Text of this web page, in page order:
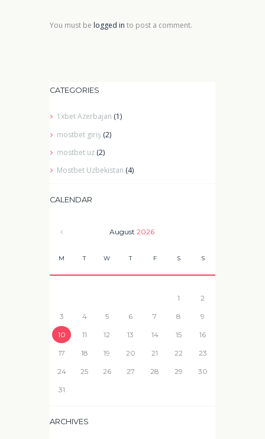
You must be logged in to post a comment.
CATEGORIES
1xbet Azerbajan (1)
mostbet giriş (2)
mostbet uz (2)
Mostbet Uzbekistan (4)
CALENDAR
August 2026
M T W T F S S
1 2
3 4 5 6 7 8 9
10 11 12 13 14 15 16
17 18 19 20 21 22 23
24 25 26 27 28 29 30
31
ARCHIVES